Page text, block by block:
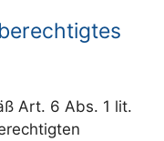
Art. 6 Abs. 1 lit.